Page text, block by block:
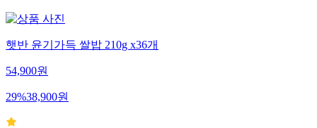
햇반 윤기가득 쌀밥 210g x36개
54,900원
29%38,900원